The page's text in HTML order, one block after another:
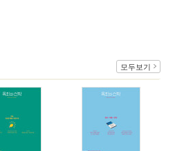
모두보기